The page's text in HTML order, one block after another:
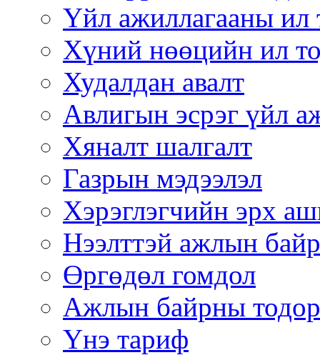
Үйл ажиллагааны ил
Хүний нөөцийн ил
Худалдан авалт
Авлигын эсрэг үйл
Хяналт шалгалт
Газрын мэдээлэл
Хэрэглэгчийн эрх
Нээлттэй ажлын байр
Өргөдөл гомдол
Ажлын байрны
Үнэ тариф